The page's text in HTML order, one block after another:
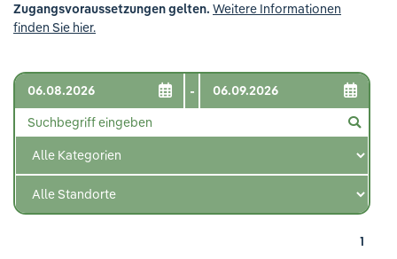
Jobs & Karriere
Der Klinikverbund Südwest
Standorte & Kontakt
Ihre Meinung ist uns wichtig!
Zugangsvoraussetzungen gelten. Weitere Informationen
finden Sie hier.
-
1